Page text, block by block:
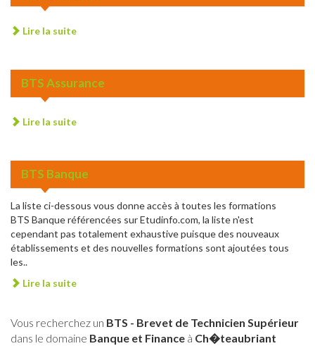
Lire la suite
BTS Assurance
Lire la suite
BTS Banque
La liste ci-dessous vous donne accès à toutes les formations
BTS Banque référencées sur Etudinfo.com, la liste n'est
cependant pas totalement exhaustive puisque des nouveaux
établissements et des nouvelles formations sont ajoutées tous
les..
Lire la suite
Vous recherchez un BTS - Brevet de Technicien Supérieur
dans le domaine Banque et Finance à Ch�teaubriant